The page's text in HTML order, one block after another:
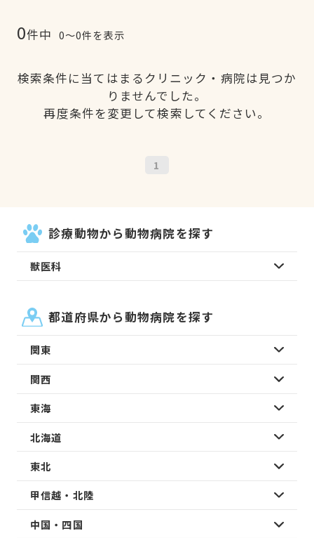
0件中 0〜0件を表示
検索条件に当てはまるクリニック・病院は見つか
りませんでした。
再度条件を変更して検索してください。
1
診療動物から動物病院を探す
獣医科
都道府県から動物病院を探す
関東
関西
東海
北海道
東北
甲信越・北陸
中国・四国